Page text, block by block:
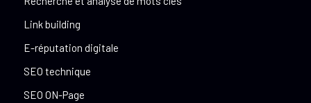
Link building
E-réputation digitale
SEO technique
SEO ON-Page